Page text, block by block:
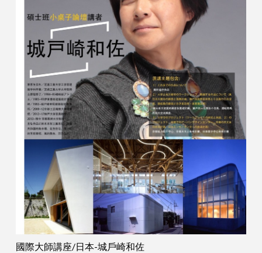
國際大師講座/日本-城戶崎和佐